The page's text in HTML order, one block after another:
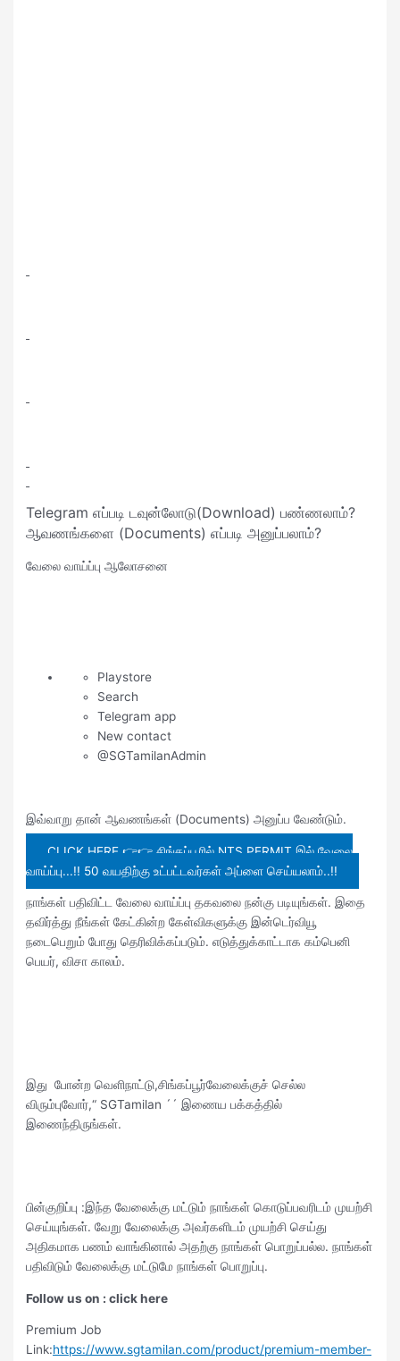
Telegram எப்படி டவுன்லோடு(Download) பண்ணலாம்?
ஆவணங்களை (Documents) எப்படி அனுப்பலாம்?
வேலை வாய்ப்பு ஆலோசனை
Playstore
Search
Telegram app
New contact
@SGTamilanAdmin
இவ்வாறு தான் ஆவணங்கள் (Documents) அனுப்ப வேண்டும்.
CLICK HERE 👉👉 சிங்கப்பூரில் NTS PERMIT இல் வேலை
வாய்ப்பு...!! 50 வயதிற்கு உட்பட்டவர்கள் அப்ளை செய்யலாம்..!!
நாங்கள் பதிவிட்ட வேலை வாய்ப்பு தகவலை நன்கு படியுங்கள். இதை
தவிர்த்து நீங்கள் கேட்கின்ற கேள்விகளுக்கு இன்டெர்வியூ
நடைபெறும் போது தெரிவிக்கப்படும். எடுத்துக்காட்டாக கம்பெனி
பெயர், விசா காலம்.
இது போன்ற வெளிநாட்டு,சிங்கப்பூர்வேலைக்குச் செல்ல
விரும்புவோர்,“ SGTamilan ´´ இணைய பக்கத்தில்
இணைந்திருங்கள்.
பின்குறிப்பு :இந்த வேலைக்கு மட்டும் நாங்கள் கொடுப்பவரிடம் முயற்சி
செய்யுங்கள். வேறு வேலைக்கு அவர்களிடம் முயற்சி செய்து
அதிகமாக பணம் வாங்கினால் அதற்கு நாங்கள் பொறுப்பல்ல. நாங்கள்
பதிவிடும் வேலைக்கு மட்டுமே நாங்கள் பொறுப்பு.
Follow us on : click here
Premium Job
Link:https://www.sgtamilan.com/product/premium-member-